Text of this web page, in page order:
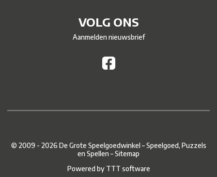
VOLG ONS
Aanmelden nieuwsbrief
© 2009 - 2026 De Grote Speelgoedwinkel – Speelgoed, Puzzels
en Spellen –Sitemap
Powered by TTT software